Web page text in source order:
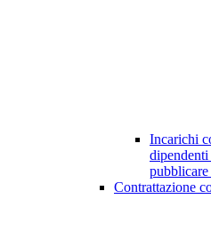
Incarichi
Contrattazione